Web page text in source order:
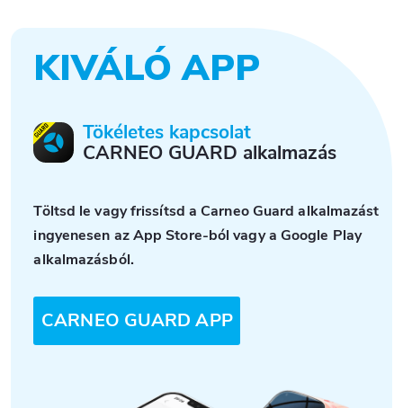
KIVÁLÓ APP
Tökéletes kapcsolat
CARNEO GUARD alkalmazás
Töltsd le vagy frissítsd a Carneo Guard alkalmazást
ingyenesen az App Store-ból vagy a Google Play
alkalmazásból.
CARNEO GUARD APP